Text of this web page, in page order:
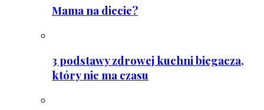
Mama na diecie?
3 podstawy zdrowej kuchni biegacza,
który nie ma czasu